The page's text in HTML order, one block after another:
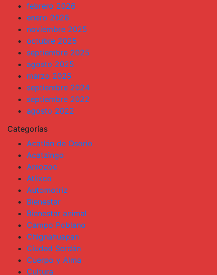
febrero 2026
enero 2026
noviembre 2025
octubre 2025
septiembre 2025
agosto 2025
marzo 2025
septiembre 2024
septiembre 2022
agosto 2022
Categorías
Acatlán de Osorio
Acatzingo
Amozoc
Atlixco
Automotriz
Bienestar
Bienestar animal
Campo Poblano
Chignahuapan
Ciudad Serdán
Cuerpo y Alma
Cultura